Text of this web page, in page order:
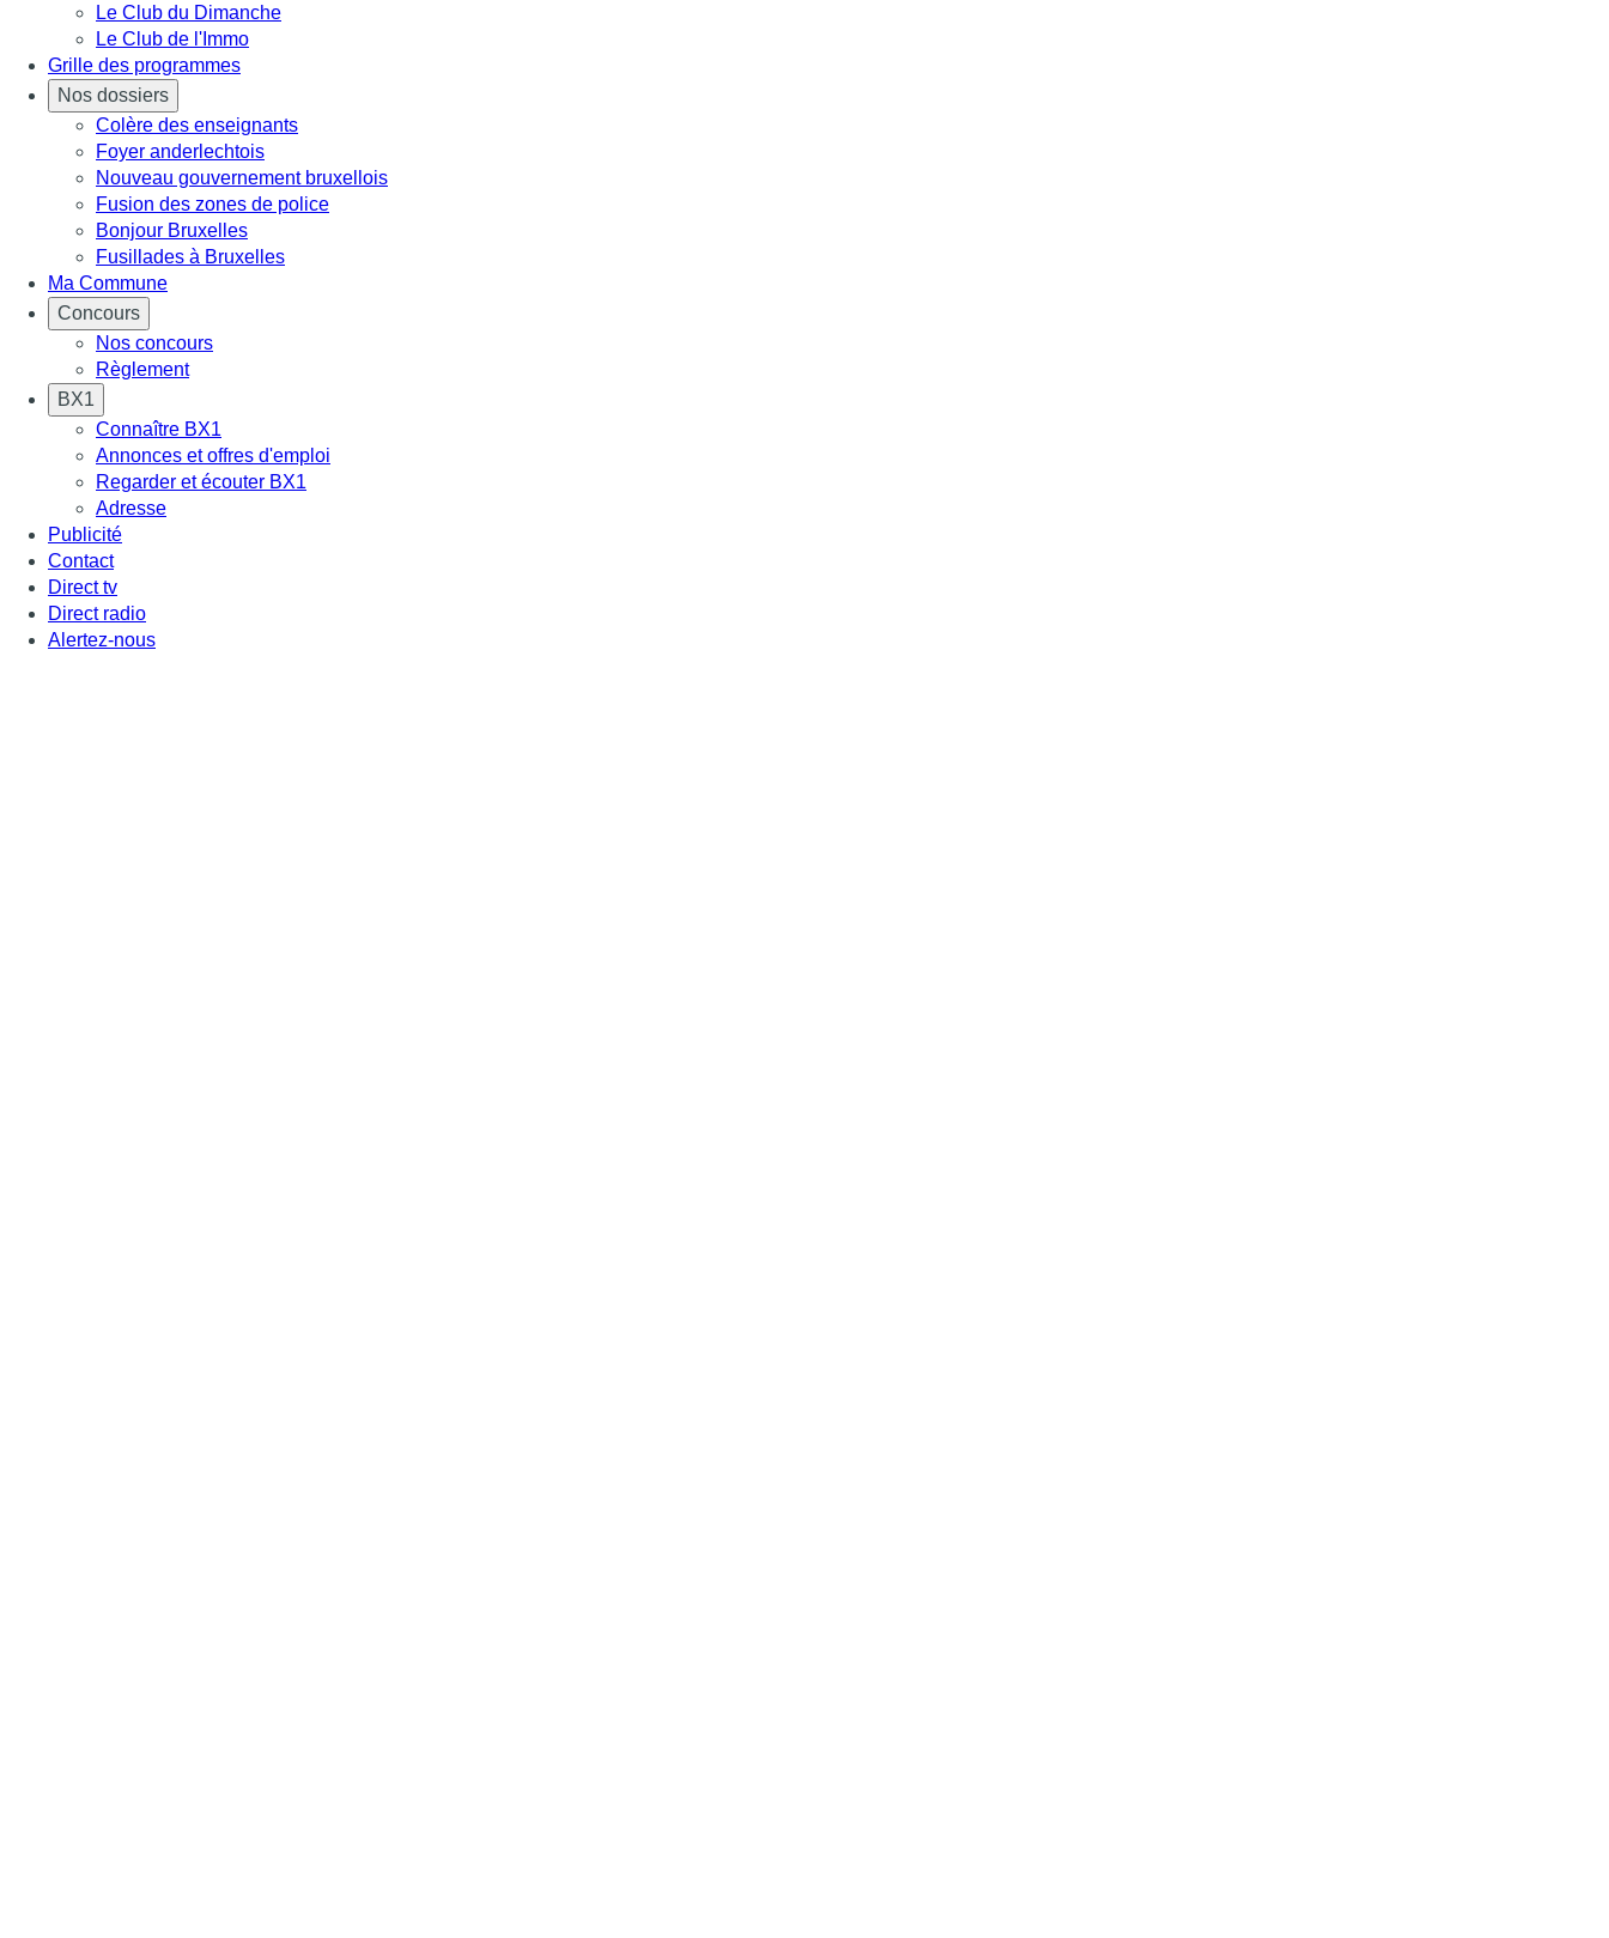
Le Club du Dimanche
Le Club de l'Immo
Grille des programmes
Nos dossiers
Colère des enseignants
Foyer anderlechtois
Nouveau gouvernement bruxellois
Fusion des zones de police
Bonjour Bruxelles
Fusillades à Bruxelles
Ma Commune
Concours
Nos concours
Règlement
BX1
Connaître BX1
Annonces et offres d'emploi
Regarder et écouter BX1
Adresse
Publicité
Contact
Direct tv
Direct radio
Alertez-nous